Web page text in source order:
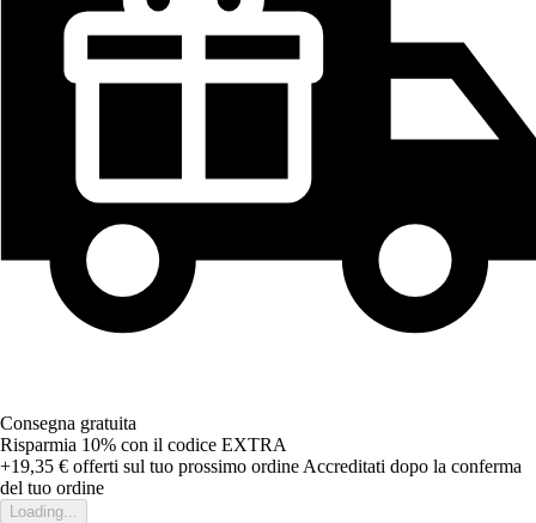
Consegna gratuita
Risparmia 10% con il codice EXTRA
+19,35 € offerti sul tuo prossimo ordine Accreditati dopo la conferma
del tuo ordine
Loading...